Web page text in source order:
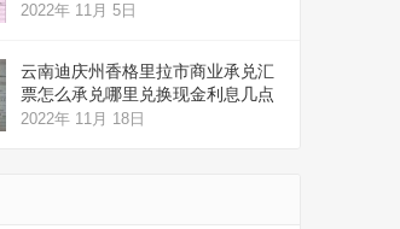
2022年 11月 5日
云南迪庆州香格里拉市商业承兑汇
票怎么承兑哪里兑换现金利息几点
2022年 11月 18日